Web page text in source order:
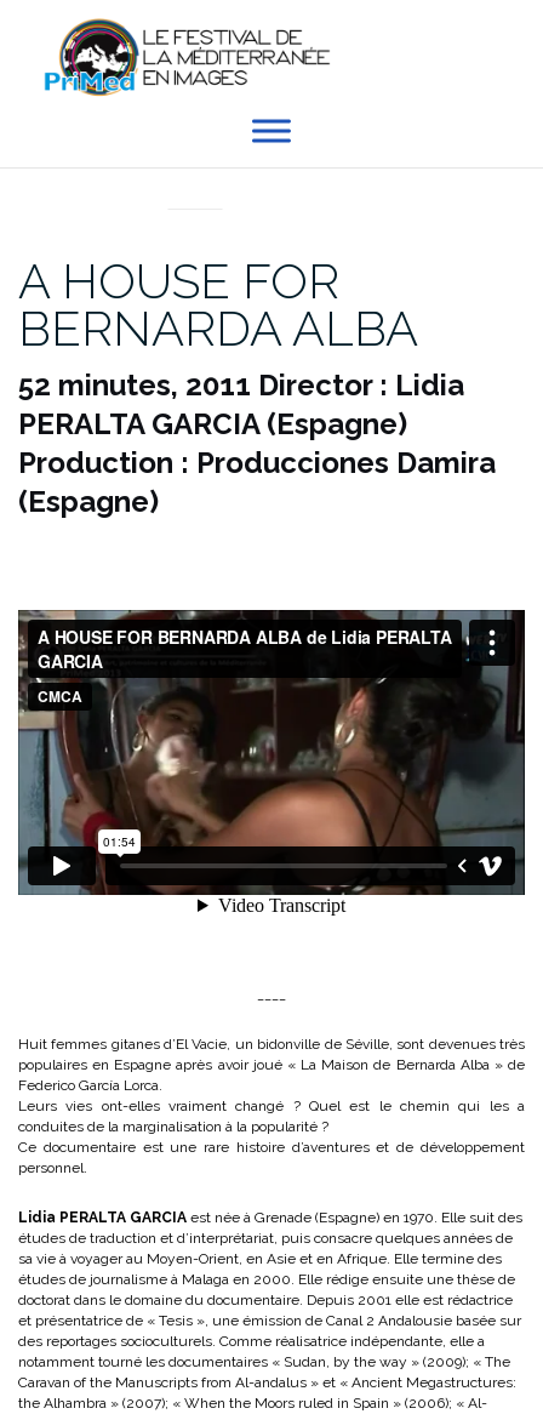
contenu
A HOUSE FOR
BERNARDA ALBA
52 minutes, 2011 Director : Lidia
PERALTA GARCIA (Espagne)
Production : Producciones Damira
(Espagne)
Huit femmes gitanes d’El Vacie, un bidonville de Séville, sont devenues très
populaires en Espagne après avoir joué « La Maison de Bernarda Alba » de
Federico García Lorca.
Leurs vies ont-elles vraiment changé ? Quel est le chemin qui les a
conduites de la marginalisation à la popularité ?
Ce documentaire est une rare histoire d’aventures et de développement
personnel.
Lidia PERALTA GARCIA est née à Grenade (Espagne) en 1970. Elle suit des
études de traduction et d’interprétariat, puis consacre quelques années de
sa vie à voyager au Moyen-Orient, en Asie et en Afrique. Elle termine des
études de journalisme à Malaga en 2000. Elle rédige ensuite une thèse de
doctorat dans le domaine du documentaire. Depuis 2001 elle est rédactrice
et présentatrice de « Tesis », une émission de Canal 2 Andalousie basée sur
des reportages socioculturels. Comme réalisatrice indépendante, elle a
notamment tourné les documentaires « Sudan, by the way » (2009); « The
Caravan of the Manuscripts from Al-andalus » et « Ancient Megastructures:
the Alhambra » (2007); « When the Moors ruled in Spain » (2006); « Al-